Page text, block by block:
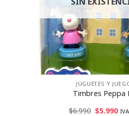
JUGUETES Y
Timbres Peppa
$6.990 $5.990